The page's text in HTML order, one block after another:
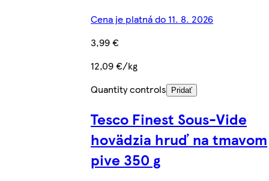
Cena je platná do 11. 8. 2026
3,99 €
12,09 €/kg
Quantity controls
Pridať
Tesco Finest Sous-Vide
hovädzia hruď na tmavom
pive 350 g